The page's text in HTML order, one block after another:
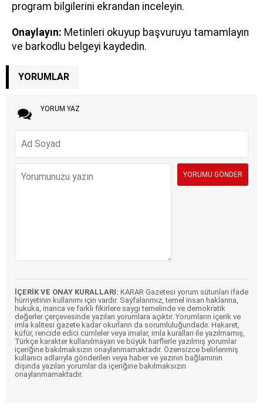
program bilgilerini ekrandan inceleyin.
Onaylayın: Metinleri okuyup başvuruyu tamamlayın
ve barkodlu belgeyi kaydedin.
YORUMLAR
YORUM YAZ
İÇERİK VE ONAY KURALLARI: KARAR Gazetesi yorum sütunları ifade
hürriyetinin kullanımı için vardır. Sayfalarımız, temel insan haklarına,
hukuka, inanca ve farklı fikirlere saygı temelinde ve demokratik
değerler çerçevesinde yazılan yorumlara açıktır. Yorumların içerik ve
imla kalitesi gazete kadar okurların da sorumluluğundadır. Hakaret,
küfür, rencide edici cümleler veya imalar, imla kuralları ile yazılmamış,
Türkçe karakter kullanılmayan ve büyük harflerle yazılmış yorumlar
içeriğine bakılmaksızın onaylanmamaktadır. Özensizce belirlenmiş
kullanıcı adlarıyla gönderilen veya haber ve yazının bağlamının
dışında yazılan yorumlar da içeriğine bakılmaksızın
onaylanmamaktadır.